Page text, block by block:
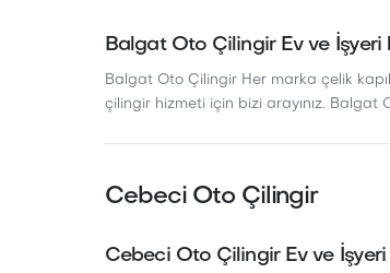
Balgat Oto Çilingir Ev ve İşyeri
Balgat Oto Çilingir Her marka çelik
çilingir hizmeti için bizi arayınız. Balgat
Cebeci Oto Çilingir
Cebeci Oto Çilingir Ev ve İşyeri